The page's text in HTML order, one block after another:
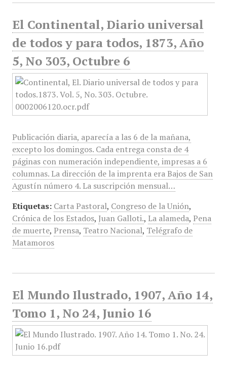
El Continental, Diario universal
de todos y para todos, 1873, Año
5, No 303, Octubre 6
Publicación diaria, aparecía a las 6 de la mañana,
excepto los domingos. Cada entrega consta de 4
páginas con numeración independiente, impresas a 6
columnas. La dirección de la imprenta era Bajos de San
Agustín número 4. La suscripción mensual…
Etiquetas: Carta Pastoral, Congreso de la Unión,
Crónica de los Estados, Juan Galloti., La alameda, Pena
de muerte, Prensa, Teatro Nacional, Telégrafo de
Matamoros
El Mundo Ilustrado, 1907, Año 14,
Tomo 1, No 24, Junio 16